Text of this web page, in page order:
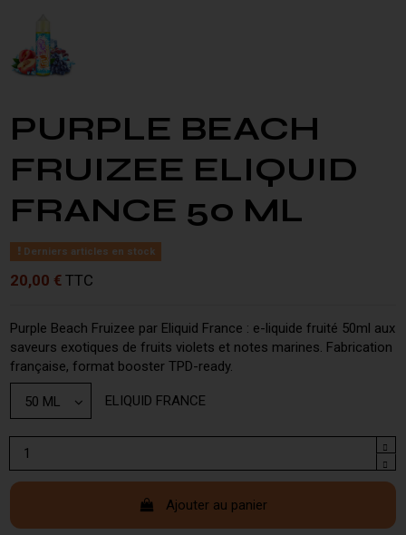
PURPLE BEACH
FRUIZEE ELIQUID
FRANCE 50 ML
Derniers articles en stock
20,00 €TTC
Purple Beach Fruizee par Eliquid France : e-liquide fruité 50ml aux
saveurs exotiques de fruits violets et notes marines. Fabrication
française, format booster TPD-ready.
ELIQUID FRANCE
Ajouter au panier